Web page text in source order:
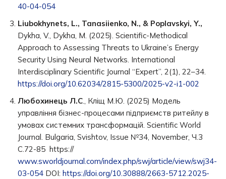
40-04-054
Liubokhynets, L., Tanasiienko, N., & Poplavskyi, Y.,
Dykha, V., Dykha, M. (2025). Scientific-Methodical
Approach to Assessing Threats to Ukraine’s Energy
Security Using Neural Networks. International
Interdisciplinary Scientific Journal “Expert”, 2(1), 22–34.
https://doi.org/10.62034/2815-5300/2025-v2-i1-002
Любохинець Л.С., Кліщ М.Ю. (2025) Модель
управління бізнес-процесами підприємств ритейлу в
умовах системних трансформацій. Scientific World
Journal. Bulgaria, Svishtov, Issue №34, November, Ч.3
С.72-85 https://
www.sworldjournal.com/index.php/swj/article/view/swj34-
03-054 DOI: https://doi.org/10.30888/2663-5712.2025-